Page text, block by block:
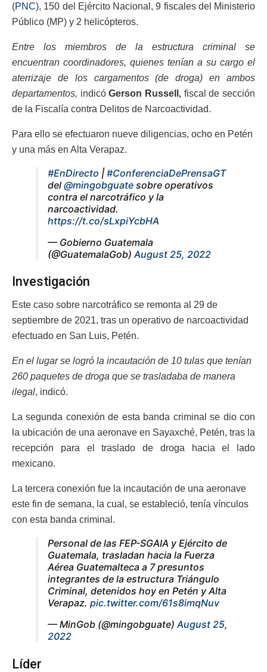
(PNC), 150 del Ejército Nacional, 9 fiscales del Ministerio
Público (MP) y 2 helicópteros.
Entre los miembros de la estructura criminal se
encuentran coordinadores, quienes tenían a su cargo el
aterrizaje de los cargamentos (de droga) en ambos
departamentos, indicóGerson Russell, fiscal de sección
de la Fiscalía contra Delitos de Narcoactividad.
Para ello se efectuaron nueve diligencias, ocho en Petén
y una más en Alta Verapaz.
#EnDirecto | #ConferenciaDePrensaGT
del @mingobguate sobre operativos
contra el narcotráfico y la
narcoactividad.
https://t.co/sLxpiYcbHA
— Gobierno Guatemala
(@GuatemalaGob) August 25, 2022
Investigación
Este caso sobre narcotráfico se remonta al 29 de
septiembre de 2021, tras un operativo de narcoactividad
efectuado en San Luis, Petén.
En el lugar se logró la incautación de 10 tulas que tenían
260 paquetes de droga que se trasladaba de manera
ilegal, indicó.
La segunda conexión de esta banda criminal se dio con
la ubicación de una aeronave en Sayaxché, Petén, tras la
recepción para el traslado de droga hacia el lado
mexicano.
La tercera conexión fue la incautación de una aeronave
este fin de semana, la cual, se estableció, tenía vínculos
con esta banda criminal.
Personal de las FEP-SGAIA y Ejército de
Guatemala, trasladan hacia la Fuerza
Aérea Guatemalteca a 7 presuntos
integrantes de la estructura Triángulo
Criminal, detenidos hoy en Petén y Alta
Verapaz. pic.twitter.com/61s8imqNuv
— MinGob (@mingobguate)August 25,
2022
Líder